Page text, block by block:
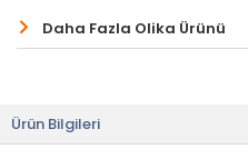
Daha Fazla Olika Ürünü
Ürün Bilgileri